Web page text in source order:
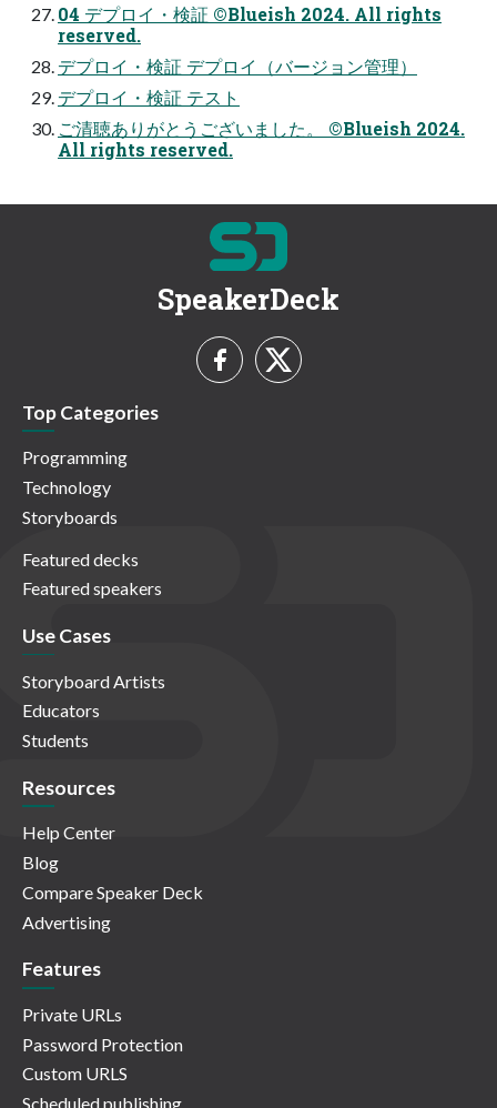
04 デプロイ・検証 ©Blueish 2024. All rights
reserved.
デプロイ・検証 デプロイ（バージョン管理）
デプロイ・検証 テスト
ご清聴ありがとうございました。 ©Blueish 2024.
All rights reserved.
SpeakerDeck
Top Categories
Programming
Technology
Storyboards
Featured decks
Featured speakers
Use Cases
Storyboard Artists
Educators
Students
Resources
Help Center
Blog
Compare Speaker Deck
Advertising
Features
Private URLs
Password Protection
Custom URLS
Scheduled publishing